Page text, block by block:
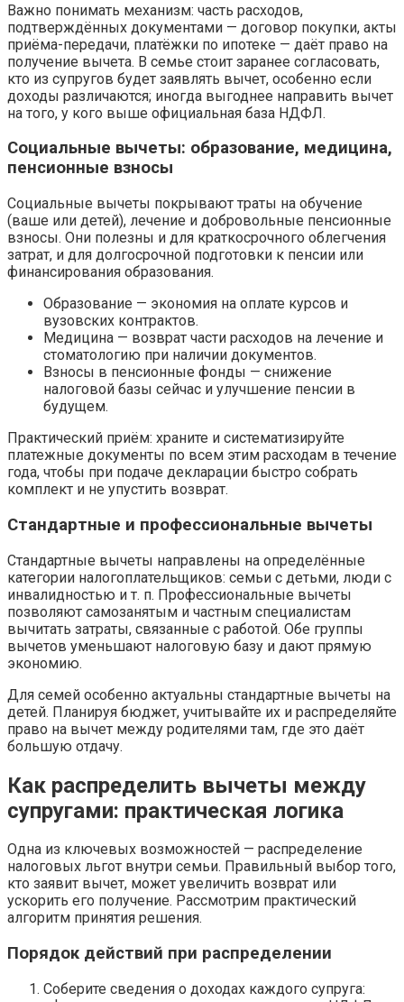
Важно понимать механизм: часть расходов,
подтверждённых документами — договор покупки, акты
приёма-передачи, платёжки по ипотеке — даёт право на
получение вычета. В семье стоит заранее согласовать,
кто из супругов будет заявлять вычет, особенно если
доходы различаются; иногда выгоднее направить вычет
на того, у кого выше официальная база НДФЛ.
Социальные вычеты: образование, медицина,
пенсионные взносы
Социальные вычеты покрывают траты на обучение
(ваше или детей), лечение и добровольные пенсионные
взносы. Они полезны и для краткосрочного облегчения
затрат, и для долгосрочной подготовки к пенсии или
финансирования образования.
Образование — экономия на оплате курсов и
вузовских контрактов.
Медицина — возврат части расходов на лечение и
стоматологию при наличии документов.
Взносы в пенсионные фонды — снижение
налоговой базы сейчас и улучшение пенсии в
будущем.
Практический приём: храните и систематизируйте
платежные документы по всем этим расходам в течение
года, чтобы при подаче декларации быстро собрать
комплект и не упустить возврат.
Стандартные и профессиональные вычеты
Стандартные вычеты направлены на определённые
категории налогоплательщиков: семьи с детьми, люди с
инвалидностью и т. п. Профессиональные вычеты
позволяют самозанятым и частным специалистам
вычитать затраты, связанные с работой. Обе группы
вычетов уменьшают налоговую базу и дают прямую
экономию.
Для семей особенно актуальны стандартные вычеты на
детей. Планируя бюджет, учитывайте их и распределяйте
право на вычет между родителями там, где это даёт
большую отдачу.
Как распределить вычеты между
супругами: практическая логика
Одна из ключевых возможностей — распределение
налоговых льгот внутри семьи. Правильный выбор того,
кто заявит вычет, может увеличить возврат или
ускорить его получение. Рассмотрим практический
алгоритм принятия решения.
Порядок действий при распределении
Соберите сведения о доходах каждого супруга: